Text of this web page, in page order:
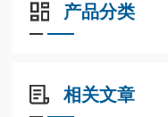
产品分类
相关文章